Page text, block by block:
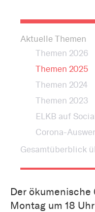
Aktuelle Themen
Themen 2026
Themen 2025
Themen 2024
Themen 2023
ELKB auf
Corona-
Gesamtüberblick
Der
Montag um 18